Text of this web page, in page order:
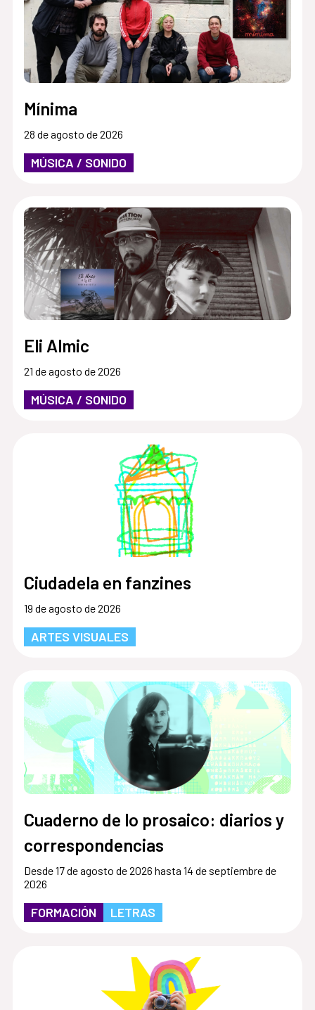
Mínima
28 de agosto de 2026
MÚSICA / SONIDO
Eli Almic
21 de agosto de 2026
MÚSICA / SONIDO
Ciudadela en fanzines
19 de agosto de 2026
ARTES VISUALES
Cuaderno de lo prosaico: diarios y
correspondencias
Desde 17 de agosto de 2026 hasta 14 de septiembre de
2026
FORMACIÓN LETRAS